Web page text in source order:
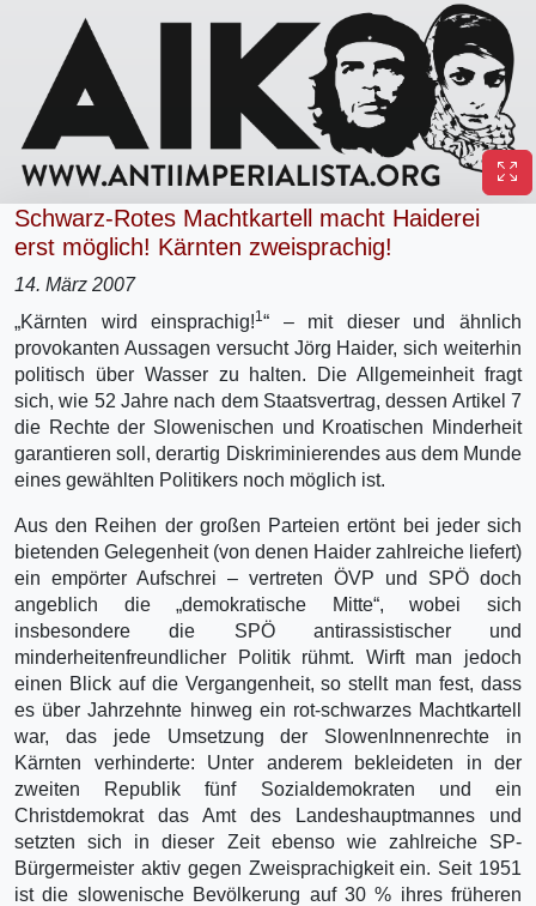
Schwarz-Rotes Machtkartell macht Haiderei
erst möglich! Kärnten zweisprachig!
14. März 2007
„Kärnten wird einsprachig!1“ – mit dieser und ähnlich
provokanten Aussagen versucht Jörg Haider, sich weiterhin
politisch über Wasser zu halten. Die Allgemeinheit fragt
sich, wie 52 Jahre nach dem Staatsvertrag, dessen Artikel 7
die Rechte der Slowenischen und Kroatischen Minderheit
garantieren soll, derartig Diskriminierendes aus dem Munde
eines gewählten Politikers noch möglich ist.
Aus den Reihen der großen Parteien ertönt bei jeder sich
bietenden Gelegenheit (von denen Haider zahlreiche liefert)
ein empörter Aufschrei – vertreten ÖVP und SPÖ doch
angeblich die „demokratische Mitte“, wobei sich
insbesondere die SPÖ antirassistischer und
minderheitenfreundlicher Politik rühmt. Wirft man jedoch
einen Blick auf die Vergangenheit, so stellt man fest, dass
es über Jahrzehnte hinweg ein rot-schwarzes Machtkartell
war, das jede Umsetzung der SlowenInnenrechte in
Kärnten verhinderte: Unter anderem bekleideten in der
zweiten Republik fünf Sozialdemokraten und ein
Christdemokrat das Amt des Landeshauptmannes und
setzten sich in dieser Zeit ebenso wie zahlreiche SP-
Bürgermeister aktiv gegen Zweisprachigkeit ein. Seit 1951
ist die slowenische Bevölkerung auf 30 % ihres früheren